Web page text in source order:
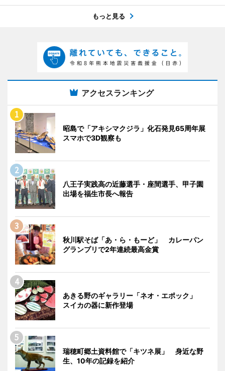
もっと見る
アクセスランキング
昭島で「アキシマクジラ」化石発見65周年展
スマホで3D観察も
八王子実践高の近藤選手・座間選手、甲子園
出場を福生市長へ報告
秋川駅そば「あ・ら・もーど」 カレーパン
グランプリで2年連続最高金賞
あきる野のギャラリー「ネオ・エポック」
スイカの器に新作登場
瑞穂町郷土資料館で「キツネ展」 身近な野
生、10年の記録を紹介